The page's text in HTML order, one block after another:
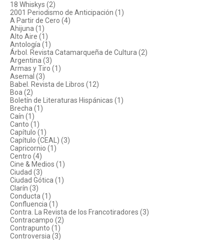
18 Whiskys (2)
2001 Periodismo de Anticipación (1)
A Partir de Cero (4)
Ahijuna (1)
Alto Aire (1)
Antología (1)
Árbol. Revista Catamarqueña de Cultura (2)
Argentina (3)
Armas y Tiro (1)
Asemal (3)
Babel. Revista de Libros (12)
Boa (2)
Boletín de Literaturas Hispánicas (1)
Brecha (1)
Caín (1)
Canto (1)
Capítulo (1)
Capítulo (CEAL) (3)
Capricornio (1)
Centro (4)
Cine & Medios (1)
Ciudad (3)
Ciudad Gótica (1)
Clarín (3)
Conducta (1)
Confluencia (1)
Contra. La Revista de los Francotiradores (3)
Contracampo (2)
Contrapunto (1)
Controversia (3)